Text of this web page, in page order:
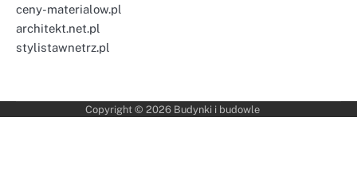
ceny-materialow.pl
architekt.net.pl
stylistawnetrz.pl
Copyright © 2026 Budynki i budowle